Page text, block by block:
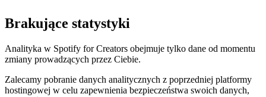
Brakujące statystyki
Analityka w Spotify for Creators obejmuje tylko dane od momentu
zmiany prowadzących przez Ciebie.
Zalecamy pobranie danych analitycznych z poprzedniej platformy
hostingowej w celu zapewnienia bezpieczeństwa swoich danych,